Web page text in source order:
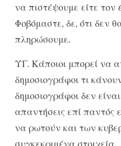
να πιστέψουμε είτε τον
Φοβόμαστε, δε, ότι δεν
πληρώσουμε.
ΥΓ. Κάποιοι μπορεί να
δημοσιογράφοι τι
δημοσιογράφοι δεν
απαντήσεις επί παντός
να ρωτούν και των
συγκεκριμένα στοιχεία.